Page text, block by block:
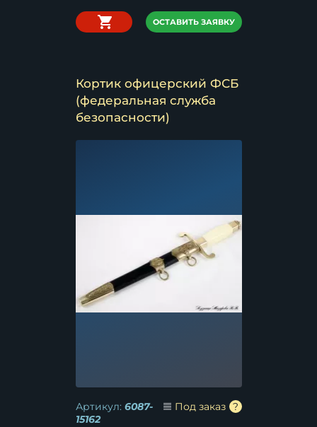
ОСТАВИТЬ ЗАЯВКУ
Кортик офицерский ФСБ
(федеральная служба
безопасности)
Артикул: 6087-
15162
Под заказ